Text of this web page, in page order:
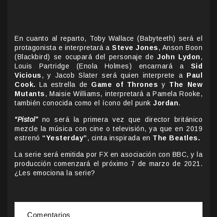
En cuanto al reparto, Toby Wallace (Babyteeth) será el
protagonista e interpretará aSteve Jones, Anson Boon
(Blackbird) se ocupará del personaje de John Lydon,
Louis Partridge (Enola Holmes) encarnará a Sid
Vicious, y Jacob Slater será quien interprete a Paul
Cook. La estrella de Game of Thrones y The New
Mutants, Maisie Williams, interpretará a Pamela Rooke,
también conocida como el ícono del punk Jordan.
“Pistol”no será la primera vez que director británico
mezcle la música con cine o televisión, ya que en 2019
estrenó “Yesterday”, cinta inspirada en The Beatles.
La serie será emitida por FX en asociación con BBC, y la
producción comenzará el próximo 7 de marzo de 2021.
¿Les emociona la serie?
Comentarios